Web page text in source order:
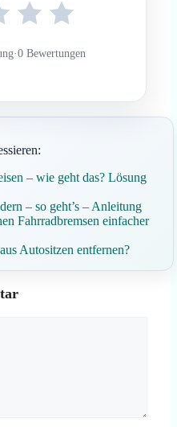
·0 Bewertungen
– wie geht das? Lösung
– so geht’s – Anleitung
Fahrradbremsen einfacher
Autositzen entfernen?